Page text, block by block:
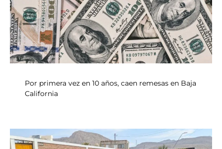
Por primera vez en 10 años, caen remesas en Baja
California